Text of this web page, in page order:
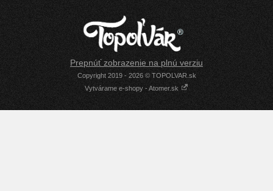
Prepnúť zobrazenie na plnú verziu
Copyright 2019 - 2026 © TOPOLVAR.sk
Vytvárame e-shopy - Atomer.sk